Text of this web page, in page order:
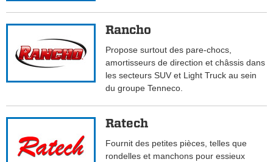
Rancho
Propose surtout des pare-chocs,
amortisseurs de direction et châssis dans
les secteurs SUV et Light Truck au sein
du groupe Tenneco.
Ratech
Fournit des petites pièces, telles que
rondelles et manchons pour essieux